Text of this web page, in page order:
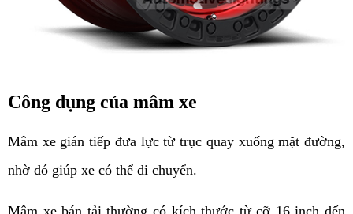
Công dụng của mâm xe
Mâm xe gián tiếp đưa lực từ trục quay xuống mặt đường,
nhờ đó giúp xe có thể di chuyển.
Mâm xe bán tải thường có kích thước từ cỡ 16 inch đến